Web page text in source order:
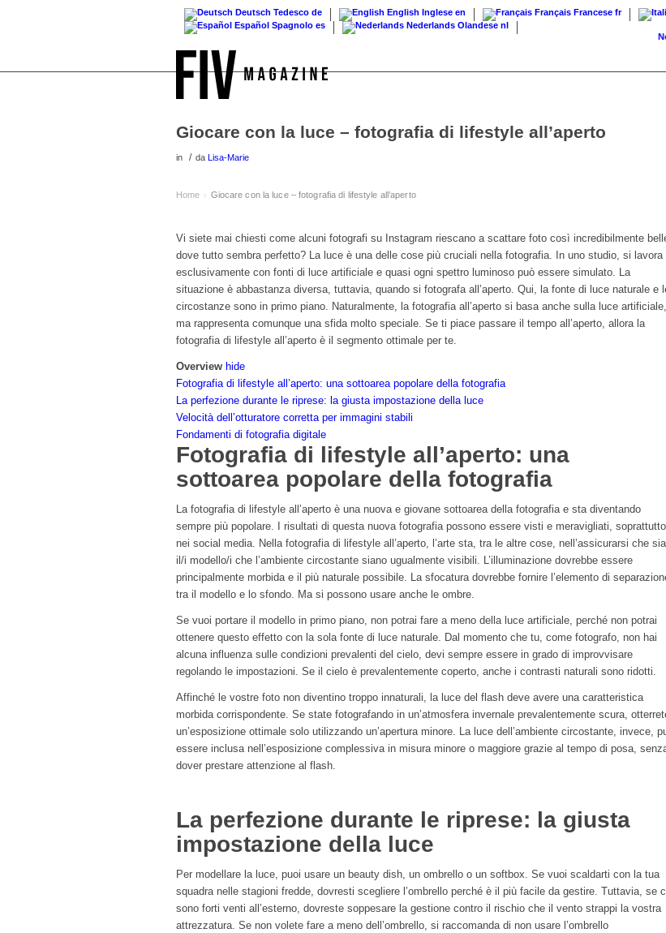
Deutsch Tedesco de English Inglese en Français Francese fr
Español Spagnolo es Nederlands Olandese nl
Giocare con la luce – fotografia di lifestyle all’aperto
in / da Lisa-Marie
Home › Giocare con la luce – fotografia di lifestyle all’aperto
Vi siete mai chiesti come alcuni fotografi su Instagram riescano a scattare foto così incredibilmente
dove tutto sembra perfetto? La luce è una delle cose più cruciali nella fotografia. In uno studio, si lavora
esclusivamente con fonti di luce artificiale e quasi ogni spettro luminoso può essere simulato. La
situazione è abbastanza diversa, tuttavia, quando si fotografa all’aperto. Qui, la fonte di luce naturale e
circostanze sono in primo piano. Naturalmente, la fotografia all’aperto si basa anche sulla luce artificiale,
ma rappresenta comunque una sfida molto speciale. Se ti piace passare il tempo all’aperto, allora la
fotografia di lifestyle all’aperto è il segmento ottimale per te.
Overview hide
Fotografia di lifestyle all’aperto: una sottoarea popolare della fotografia
La perfezione durante le riprese: la giusta impostazione della luce
Velocità dell’otturatore corretta per immagini stabili
Fondamenti di fotografia digitale
Fotografia di lifestyle all’aperto: una
sottoarea popolare della fotografia
La fotografia di lifestyle all’aperto è una nuova e giovane sottoarea della fotografia e sta diventando
sempre più popolare. I risultati di questa nuova fotografia possono essere visti e meravigliati, soprattutto
nei social media. Nella fotografia di lifestyle all’aperto, l’arte sta, tra le altre cose, nell’assicurarsi che sia
il/i modello/i che l’ambiente circostante siano ugualmente visibili. L’illuminazione dovrebbe essere
principalmente morbida e il più naturale possibile. La sfocatura dovrebbe fornire l’elemento di
tra il modello e lo sfondo. Ma si possono usare anche le ombre.
Se vuoi portare il modello in primo piano, non potrai fare a meno della luce artificiale, perché non potrai
ottenere questo effetto con la sola fonte di luce naturale. Dal momento che tu, come fotografo, non hai
alcuna influenza sulle condizioni prevalenti del cielo, devi sempre essere in grado di improvvisare
regolando le impostazioni. Se il cielo è prevalentemente coperto, anche i contrasti naturali sono ridotti.
Affinché le vostre foto non diventino troppo innaturali, la luce del flash deve avere una caratteristica
morbida corrispondente. Se state fotografando in un’atmosfera invernale prevalentemente scura,
un’esposizione ottimale solo utilizzando un’apertura minore. La luce dell’ambiente circostante, invece,
essere inclusa nell’esposizione complessiva in misura minore o maggiore grazie al tempo di posa,
dover prestare attenzione al flash.
La perfezione durante le riprese: la giusta
impostazione della luce
Per modellare la luce, puoi usare un beauty dish, un ombrello o un softbox. Se vuoi scaldarti con la tua
squadra nelle stagioni fredde, dovresti scegliere l’ombrello perché è il più facile da gestire. Tuttavia, se
sono forti venti all’esterno, dovreste soppesare la gestione contro il rischio che il vento strappi la vostra
attrezzatura. Se non volete fare a meno dell’ombrello, si raccomanda di non usare l’ombrello